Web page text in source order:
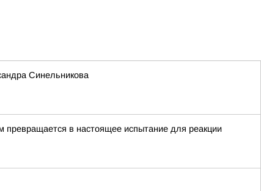
Синельникова
превращается в настоящее испытание для реакции